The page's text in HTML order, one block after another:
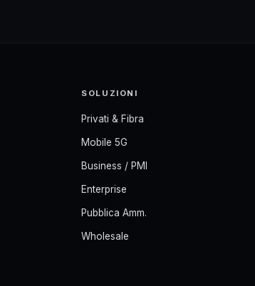
SOLUZIONI
Privati & Fibra
Mobile 5G
Business / PMI
Enterprise
Pubblica Amm.
Wholesale